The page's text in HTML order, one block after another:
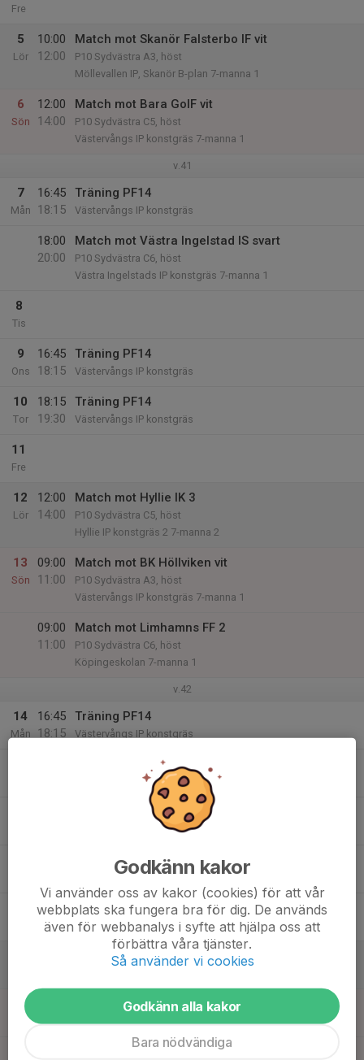
Fre
5
Lör
10:00
12:00
Match mot Skanör Falsterbo IF vit
P10 Sydvästra A3, höst
Möllevallen IP, Skanör B-plan 7-manna 1
6
Sön
12:00
14:00
Match mot Bara GoIF vit
P10 Sydvästra C5, höst
Västervångs IP konstgräs 7-manna 1
v.41
7
Mån
16:45
18:15
Träning PF14
Västervångs IP konstgräs
18:00
20:00
Match mot Västra Ingelstad IS svart
P10 Sydvästra C6, höst
Västra Ingelstads IP konstgräs 7-manna 1
8
Tis
9
Ons
16:45
18:15
Träning PF14
Västervångs IP konstgräs
10
Tor
18:15
19:30
Träning PF14
Västervångs IP konstgräs
11
Fre
12
Lör
12:00
14:00
Match mot Hyllie IK 3
P10 Sydvästra C5, höst
Hyllie IP konstgräs 2 7-manna 2
13
Sön
09:00
11:00
Match mot BK Höllviken vit
P10 Sydvästra A3, höst
Västervångs IP konstgräs 7-manna 1
09:00
11:00
Match mot Limhamns FF 2
P10 Sydvästra C6, höst
Köpingeskolan 7-manna 1
v.42
14
Mån
16:45
18:15
Träning PF14
Västervångs IP konstgräs
Träning PF14
Västervångs IP konstgräs
20
Sön
13:30
Trelleborg FF Cup lag SVART
Vångavallen
Trelleborg FF Cup lag BLÅ
Godkänn kakor
Vi använder oss av kakor (cookies) för att vår
webbplats ska fungera bra för dig. De används
även för webbanalys i syfte att hjälpa oss att
förbättra våra tjänster.
Så använder vi cookies
Godkänn alla kakor
Bara nödvändiga